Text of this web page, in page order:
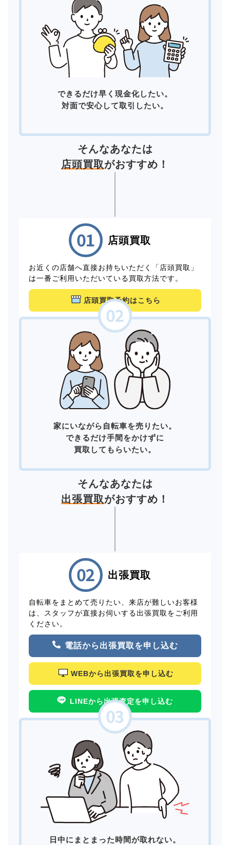
できるだけ早く現金化したい。
対面で安心して取引したい。
そんなあなたは
店頭買取がおすすめ！
店頭買取
お近くの店舗へ直接お持ちいただく「店頭買取」
は一番ご利用いただいている買取方法です。
店頭買取予約はこちら
家にいながら自転車を売りたい。
できるだけ手間をかけずに
買取してもらいたい。
そんなあなたは
出張買取がおすすめ！
出張買取
自転車をまとめて売りたい、来店が難しいお客様
は、スタッフが直接お伺いする出張買取をご利用
ください。
電話から出張買取を申し込む
WEBから出張買取を申し込む
LINEから出張査定を申し込む
日中にまとまった時間が取れない。